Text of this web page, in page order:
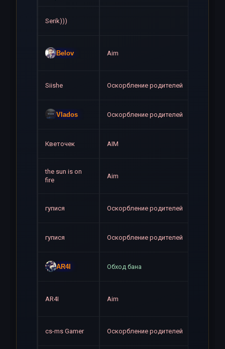
Serik)))
Belov Aim
Siishe Оскорбление родителей
Vlados Оскорбление родителей
Кветочек AIM
the sun is on
fire
Aim
гупися Оскорбление родителей
гупися Оскорбление родителей
AR4I Обход бана
AR4I Aim
cs-ms Gamer Оскорбление родителей